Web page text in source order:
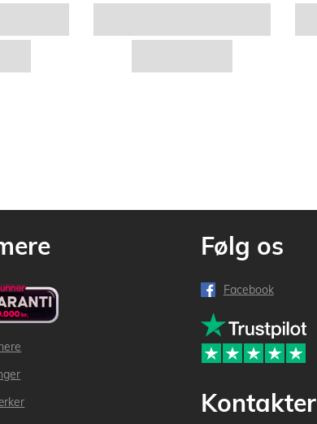
Følg os
Facebook
Kontakter